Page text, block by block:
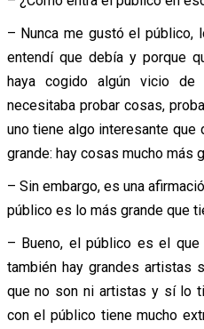
– Nunca me gustó el público,
entendí que debía y porque
haya cogido algún vicio
necesitaba probar cosas,
uno tiene algo interesante
grande: hay cosas mucho más
– Sin embargo, es una
público es lo más grande que
– Bueno, el público es el
también hay grandes artistas
que no son ni artistas y sí lo
con el público tiene mucho